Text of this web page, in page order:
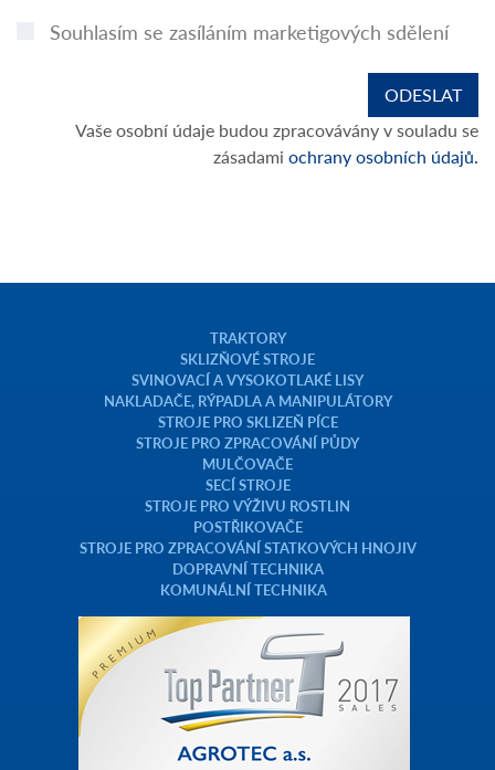
Souhlasím se zasíláním marketigových sdělení
Vaše osobní údaje budou zpracovávány v souladu se
zásadami ochrany osobních údajů.
TRAKTORY
SKLIZŇOVÉ STROJE
SVINOVACÍ A VYSOKOTLAKÉ LISY
NAKLADAČE, RÝPADLA A MANIPULÁTORY
STROJE PRO SKLIZEŇ PÍCE
STROJE PRO ZPRACOVÁNÍ PŮDY
MULČOVAČE
SECÍ STROJE
STROJE PRO VÝŽIVU ROSTLIN
POSTŘIKOVAČE
STROJE PRO ZPRACOVÁNÍ STATKOVÝCH HNOJIV
DOPRAVNÍ TECHNIKA
KOMUNÁLNÍ TECHNIKA